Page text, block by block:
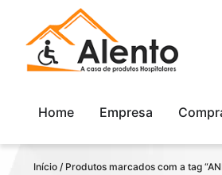
Home Empresa
Início / Produtos marcados com a tag